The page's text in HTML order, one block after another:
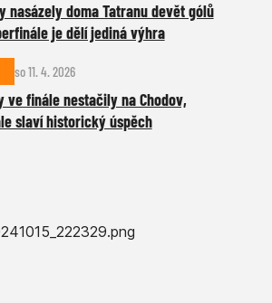
nasázely doma Tatranu devět gólů
je dělí jediná výhra
so 11. 4. 2026
ve finále nestačily na Chodov,
slaví historický úspěch